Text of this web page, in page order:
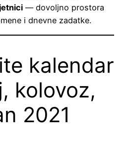
— dovoljno prostora
i dnevne zadatke.
kalendar
kolovoz,
2021